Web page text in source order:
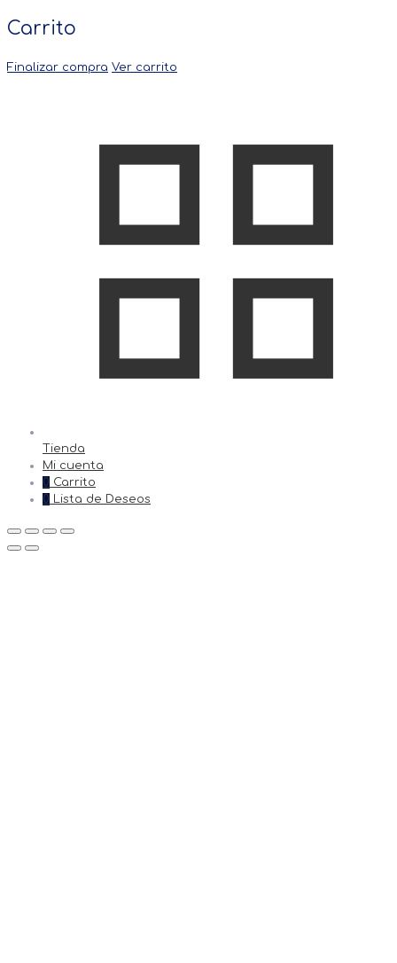
Carrito
Finalizar compra Ver carrito
Tienda
Mi cuenta
0 Carrito
0 Lista de Deseos